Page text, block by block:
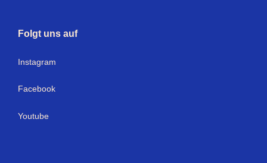
Folgt uns auf
Instagram
Facebook
Youtube